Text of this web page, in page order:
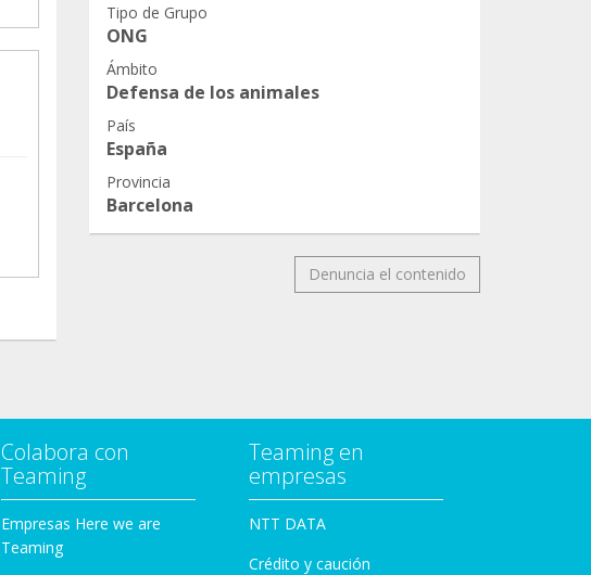
Tipo de Grupo
ONG
Ámbito
Defensa de los animales
País
España
Provincia
Barcelona
Denuncia el contenido
Colabora con
Teaming
Empresas Here we are
Teaming
Teaming en
empresas
NTT DATA
Crédito y caución